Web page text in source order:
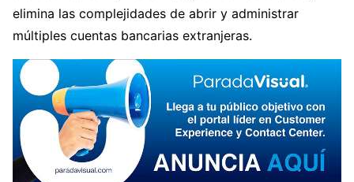
elimina las complejidades de abrir y administrar
múltiples cuentas bancarias extranjeras.